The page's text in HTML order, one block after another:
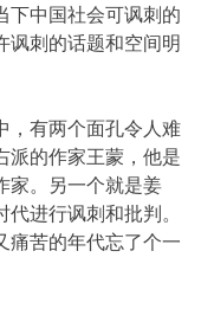
下中国社会可讽刺的
讽刺的话题和空间明
，有两个面孔令人难
派的作家王蒙，他是
家。另一个就是姜
进行讽刺和批判。
痛苦的年代忘了个一